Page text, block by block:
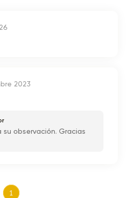
2023
su observación. Gracias
1